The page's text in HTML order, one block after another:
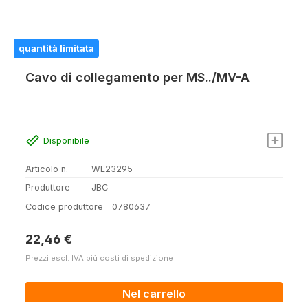
quantità limitata
Cavo di collegamento per MS../MV-A
Disponibile
Articolo n.
WL23295
Produttore
JBC
Codice produttore
0780637
Prezzo normale:
22,46 €
Prezzi escl. IVA più costi di spedizione
Nel carrello